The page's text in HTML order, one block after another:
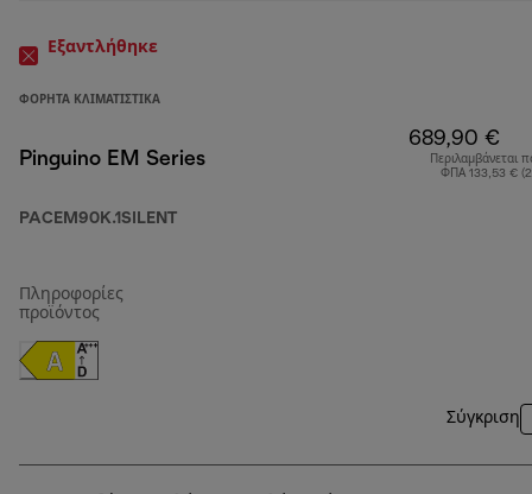
Εξαντλήθηκε
ΦΟΡΗΤΆ ΚΛΙΜΑΤΙΣΤΙΚΆ
Pinguino EM Series
PACEM90K.1SILENT
689,90 €
Περιλαμβάνεται
ΦΠΑ 133,53 €
Πληροφορίες
προϊόντος
Σύγκριση